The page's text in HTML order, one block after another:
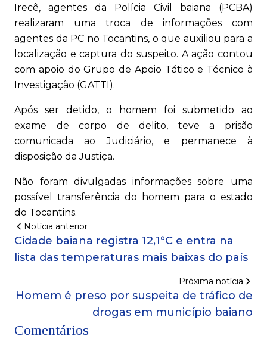
Irecê, agentes da Polícia Civil baiana (PCBA)
realizaram uma troca de informações com
agentes da PC no Tocantins, o que auxiliou para a
localização e captura do suspeito. A ação contou
com apoio do Grupo de Apoio Tático e Técnico à
Investigação (GATTI).
Após ser detido, o homem foi submetido ao
exame de corpo de delito, teve a prisão
comunicada ao Judiciário, e permanece à
disposição da Justiça.
Não foram divulgadas informações sobre uma
possível transferência do homem para o estado
do Tocantins.
Notícia anterior
Cidade baiana registra 12,1°C e entra na
lista das temperaturas mais baixas do país
Próxima notícia
Homem é preso por suspeita de tráfico de
drogas em município baiano
Comentários